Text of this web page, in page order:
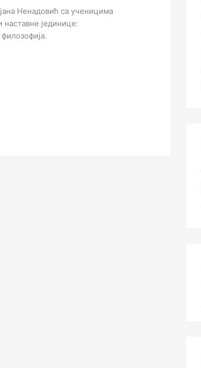
Ненадовић са ученицима
наставне јединице: